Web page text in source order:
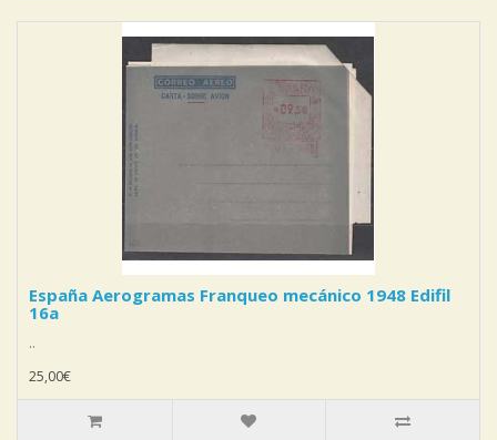
España Aerogramas Franqueo mecánico 1948 Edifil
16a
..
25,00€